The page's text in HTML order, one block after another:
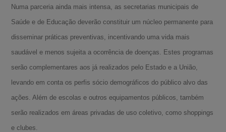
Numa parceria ainda mais intensa, as secretarias municipais de
Saúde e de Educação deverão constituir um núcleo permanente para
disseminar práticas preventivas, incentivando uma vida mais
saudável e menos sujeita a ocorrência de doenças. Estes programas
serão complementares aos já realizados pelo Estado e a União,
levando em conta os perfis sócio demográficos do público alvo das
ações. Além de escolas e outros equipamentos públicos, também
serão realizados em áreas privadas de uso coletivo, como shoppings
e clubes.